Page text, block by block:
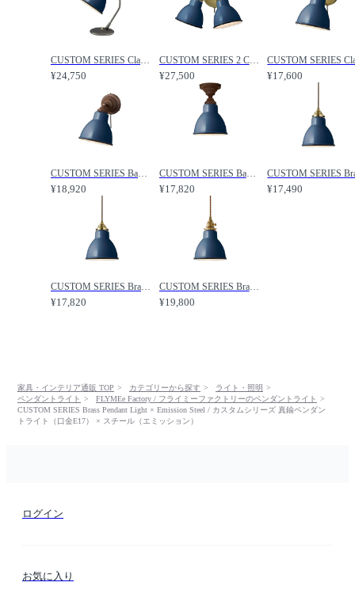
CUSTOM SERIES Classic Desk Lamp × Emission Steel / カスタムシリーズ クラシックデスクランプ × スチール（エミッション） / FLYMEe Factory / フライミーファクトリー
¥24,750
CUSTOM SERIES 2 Classic Wall Lamp × Emission Steel / カスタムシリーズ 2灯クラシックウォールランプ × スチール（エミッション） / FLYMEe Factory / フライミーファクトリー
¥27,500 ¥17,600
CUSTOM SERIES Basic Wall Lamp × Emission Steel / カスタムシリーズ ベーシックウォールランプ × スチール（エミッション） / FLYMEe Factory / フライミーファクトリー
¥18,920
CUSTOM SERIES Basic Ceiling Lamp × Emission Steel / カスタムシリーズ ベーシックシーリングランプ × スチール（エミッション） / FLYMEe Factory / フライミーファクトリー
¥17,820 ¥17,490
CUSTOM SERIES Brass Pendant Light × Emission Steel / カスタムシリーズ ベーシックペンダントライト（口金E26） × スチール（エミッション） / FLYMEe Factory / フライミーファクトリー
¥17,820
CUSTOM SERIES Brass Pendant Light × Emission Steel / カスタムシリーズ 真鍮ペンダントライト（口金E26） × スチール（エミッション） / FLYMEe Factory / フライミーファクトリー
¥19,800
家具・インテリア通販 TOP カテゴリーから探す
ライト・照明
ペンダントライト
FLYMEe Factory / フライミーファクトリーのペンダントライト
CUSTOM SERIES Brass Pendant Light × Emission Steel / カスタムシリーズ 真鍮ペンダン
トライト（口金E17） × スチール（エミッション）
ログイン
お気に入り